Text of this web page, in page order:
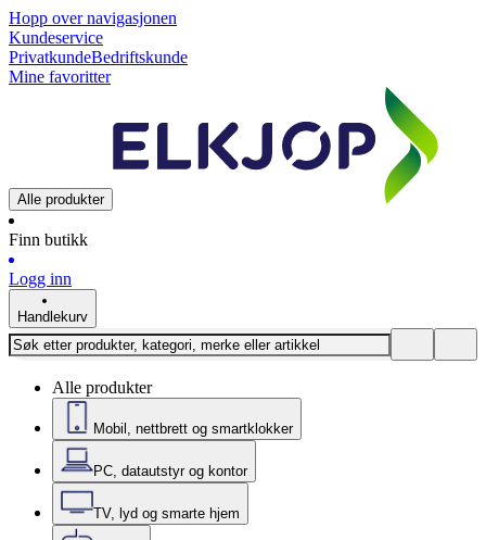
Hopp over navigasjonen
Kundeservice
PrivatkundeBedriftskunde
Mine favoritter
Alle produkter
Finn butikk
Logg inn
Handlekurv
Alle produkter
Mobil, nettbrett og smartklokker
PC, datautstyr og kontor
TV, lyd og smarte hjem